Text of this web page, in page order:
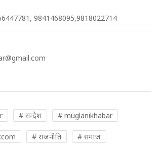
9841468095,9818022714
# सन्देश # muglanikhabar
# राजनीति # समाज